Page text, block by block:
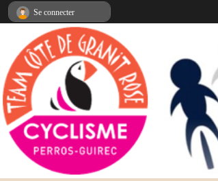
Se connecter
Panneau de gestion des cookies